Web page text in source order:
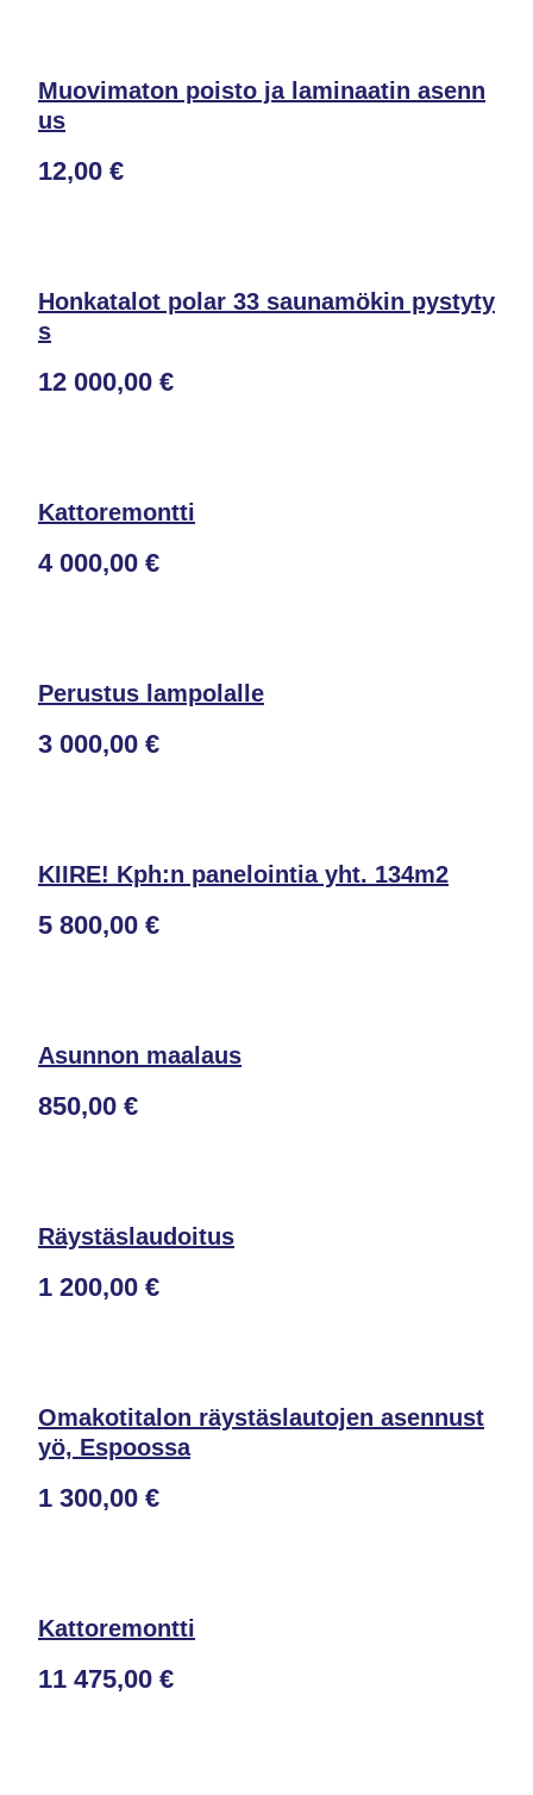
Muovimaton poisto ja laminaatin asenn
us
12,00 €
Honkatalot polar 33 saunamökin pystyty
s
12 000,00 €
Kattoremontti
4 000,00 €
Perustus lampolalle
3 000,00 €
KIIRE! Kph:n panelointia yht. 134m2
5 800,00 €
Asunnon maalaus
850,00 €
Räystäslaudoitus
1 200,00 €
Omakotitalon räystäslautojen asennust
yö, Espoossa
1 300,00 €
Kattoremontti
11 475,00 €